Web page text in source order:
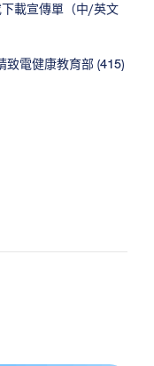
載宣傳單（中/英文
致電健康教育部 (415)